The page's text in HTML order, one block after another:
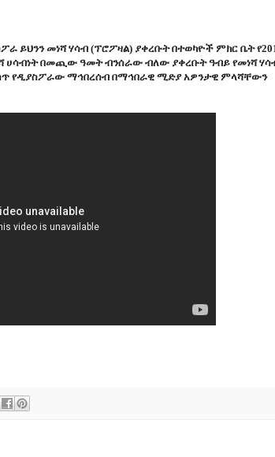
ይህንን መነሻ ሃሳብ (ፕሮፖዛል) ያቀረቡት በተወካዮች ምክር ቤት
ሀሳብነት በመጪው ዓመት ብንሰራው ብለው ያቀረቡት ዓብይ የመነሻ
የዲያስፖራው ማኅበረሰብ በማኅበራዊ ሚድያ አዎንታዊ ምላሻቸውን